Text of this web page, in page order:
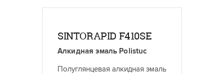
SINTORAPID F410SE
Алкидная эмаль Polistuc
Полуглянцевая алкидная эмаль